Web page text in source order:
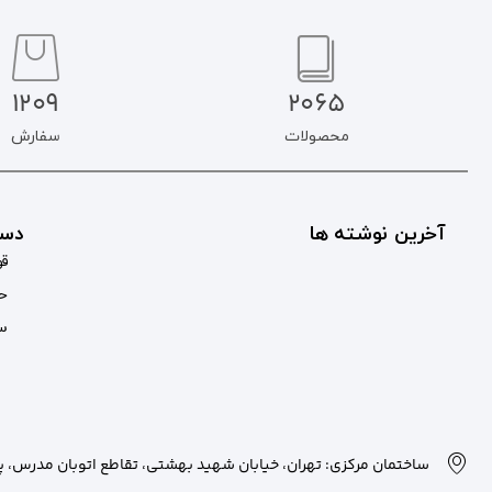
2065
محصولات
1209
سفارش
آخرین نوشته ها
ساختمان مرکزی: تهران، خیابان شهید بهشتی، تقاطع اتوبان مدرس،